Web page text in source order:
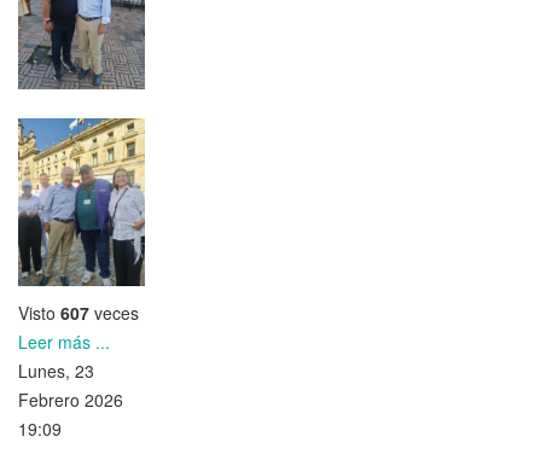
Visto 607 veces
Leer más ...
Lunes, 23
Febrero 2026
19:09